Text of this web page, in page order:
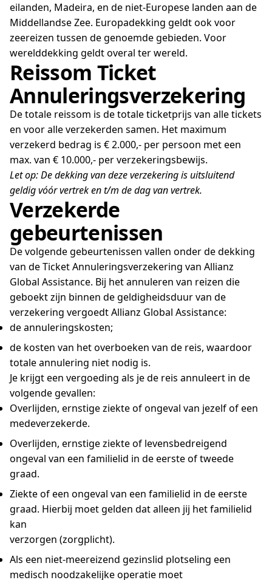
eilanden, Madeira, en de niet-Europese landen aan de
Middellandse Zee. Europadekking geldt ook voor
zeereizen tussen de genoemde gebieden. Voor
werelddekking geldt overal ter wereld.
Reissom Ticket
Annuleringsverzekering
De totale reissom is de totale ticketprijs van alle tickets
en voor alle verzekerden samen. Het maximum
verzekerd bedrag is € 2.000,- per persoon met een
max. van € 10.000,- per verzekeringsbewijs.
Let op: De dekking van deze verzekering is uitsluitend
geldig vóór vertrek en t/m de dag van vertrek.
Verzekerde
gebeurtenissen
De volgende gebeurtenissen vallen onder de dekking
van de Ticket Annuleringsverzekering van Allianz
Global Assistance. Bij het annuleren van reizen die
geboekt zijn binnen de geldigheidsduur van de
verzekering vergoedt Allianz Global Assistance:
de annuleringskosten;
de kosten van het overboeken van de reis, waardoor
totale annulering niet nodig is.
Je krijgt een vergoeding als je de reis annuleert in de
volgende gevallen:
Overlijden, ernstige ziekte of ongeval van jezelf of een
medeverzekerde.
Overlijden, ernstige ziekte of levensbedreigend
ongeval van een familielid in de eerste of tweede
graad.
Ziekte of een ongeval van een familielid in de eerste
graad. Hierbij moet gelden dat alleen jij het familielid
kan
verzorgen (zorgplicht).
Als een niet-meereizend gezinslid plotseling een
medisch noodzakelijke operatie moet